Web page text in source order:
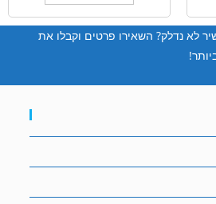
לא נדלק? השאירו פרטים וקבלו את